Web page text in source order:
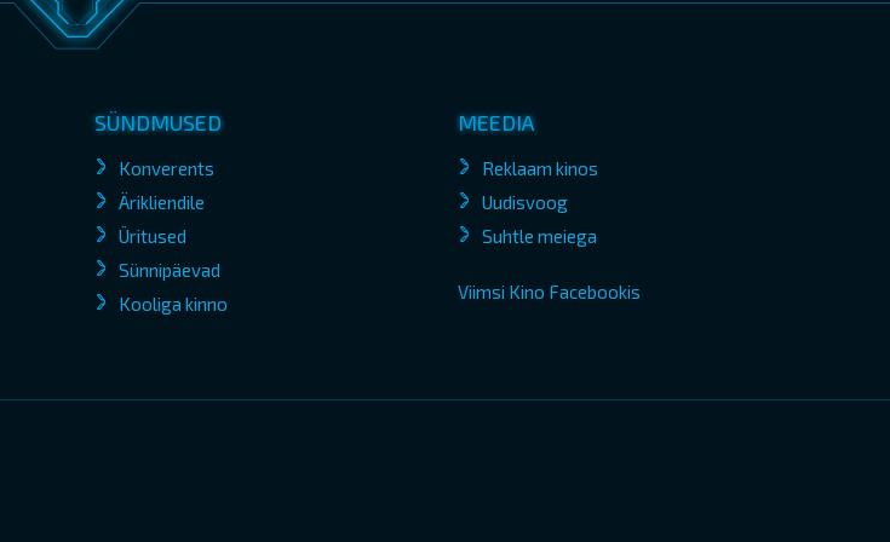
SÜNDMUSED
Konverents
Ärikliendile
Üritused
Sünnipäevad
Kooliga kinno
MEEDIA
Reklaam kinos
Uudisvoog
Suhtle meiega
Viimsi Kino Facebookis